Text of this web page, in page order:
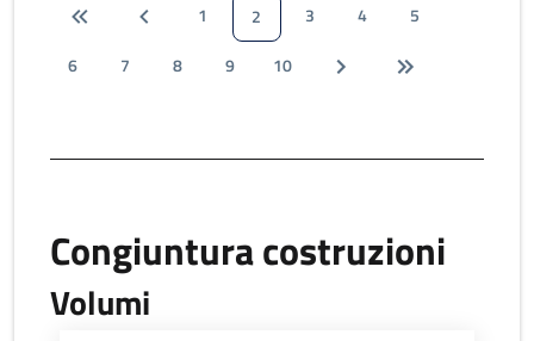
1 2 3 4
5
6
7 8 9 10
Congiuntura costruzioni
Volumi